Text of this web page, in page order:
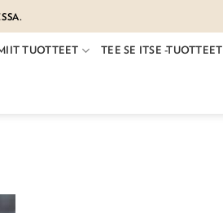
TUOTTEET TEE SE ITSE -TUOTTEET